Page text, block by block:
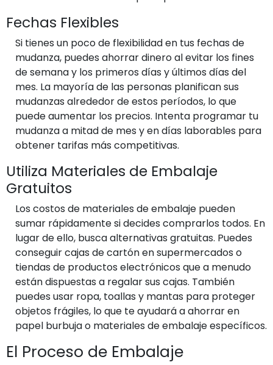
Fechas Flexibles
Si tienes un poco de flexibilidad en tus fechas de
mudanza, puedes ahorrar dinero al evitar los fines
de semana y los primeros días y últimos días del
mes. La mayoría de las personas planifican sus
mudanzas alrededor de estos períodos, lo que
puede aumentar los precios. Intenta programar tu
mudanza a mitad de mes y en días laborables para
obtener tarifas más competitivas.
Utiliza Materiales de Embalaje
Gratuitos
Los costos de materiales de embalaje pueden
sumar rápidamente si decides comprarlos todos. En
lugar de ello, busca alternativas gratuitas. Puedes
conseguir cajas de cartón en supermercados o
tiendas de productos electrónicos que a menudo
están dispuestas a regalar sus cajas. También
puedes usar ropa, toallas y mantas para proteger
objetos frágiles, lo que te ayudará a ahorrar en
papel burbuja o materiales de embalaje específicos.
El Proceso de Embalaje